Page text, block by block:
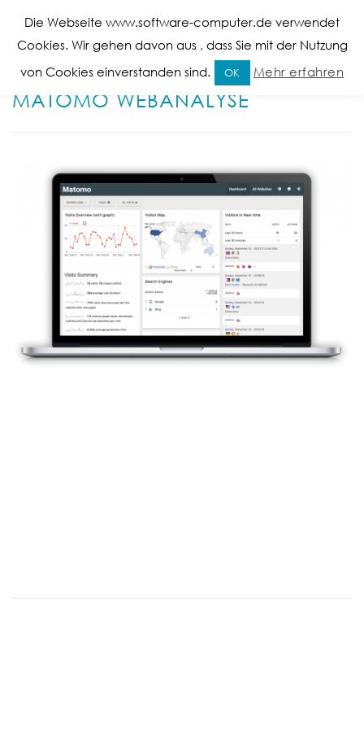
DAS SYSTEMHAUS
ROBERT KÖLBL
SUPPORT PORTAL
MEDIATHEK
IMPRESSUM
KONTAKT
MATOMO WEBANALYSE
Die Webseite www.software-computer.de verwendet
Cookies. Wir gehen davon aus , dass Sie mit der Nutzung
von Cookies einverstanden sind.
OK Mehr erfahren